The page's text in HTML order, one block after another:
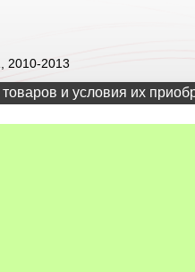
2010-2013
и условия их